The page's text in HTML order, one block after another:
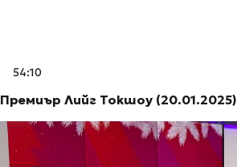
54:10
Премиър Лийг Токшоу (20.01.2025)